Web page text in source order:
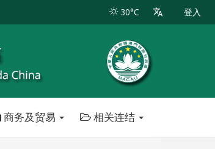
30°C 登入
商务及贸易 相关连结